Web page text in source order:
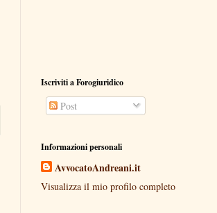
Iscriviti a Forogiuridico
Post
Informazioni personali
AvvocatoAndreani.it
Visualizza il mio profilo completo